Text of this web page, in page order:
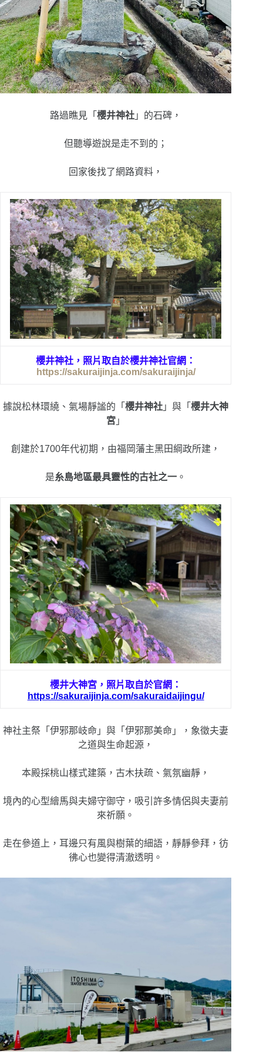
路過瞧見「櫻井神社 」的石碑，
但聽導遊說是走不到的；
回家後找了網路資料，
櫻井神社， 照片取自於櫻井神社官網：
https://sakuraijinja.com/sakuraijinja/
據說松林環繞、氣場靜謐的「櫻井神社 」與 「櫻井大神
宮 」
創建於1700年代初期，由福岡藩主黑田綱政所建，
是糸島地區最具靈性的古社之一 。
櫻井大神宮， 照片取自於官網：
https://sakuraijinja.com/sakuraidaijingu/
神社主祭「伊邪那岐命」與「伊邪那美命」，象徵夫妻
之道與生命起源，
本殿採桃山樣式建築，古木扶疏、氣氛幽靜，
境內的心型繪馬與夫婦守御守，吸引許多情侶與夫妻前
來祈願。
走在參道上，耳邊只有風與樹葉的細語，靜靜參拜，彷
彿心也變得清澈透明。